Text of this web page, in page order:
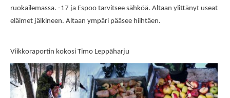
ruokailemassa. -17 ja Espoo tarvitsee sähköä. Altaan ylittänyt useat
eläimet jälkineen. Altaan ympäri pääsee hiihtäen.
Viikkoraportin kokosi Timo Leppäharju